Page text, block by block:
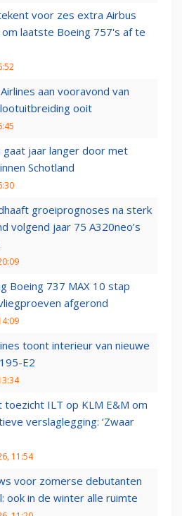
voor zes extra Airbus
laatste Boeing 757's af te
aan vooravond van
ooit
gaat jaar langer door met
Schotland
groeiprognoses na sterk
volgend jaar 75 A320neo’s
Boeing 737 MAX 10 stap
afgerond
toont interieur van nieuwe
E2
toezicht ILT op KLM E&M om
verslaglegging: ‘Zwaar
11:54
voor zomerse debutanten
ook in de winter alle ruimte